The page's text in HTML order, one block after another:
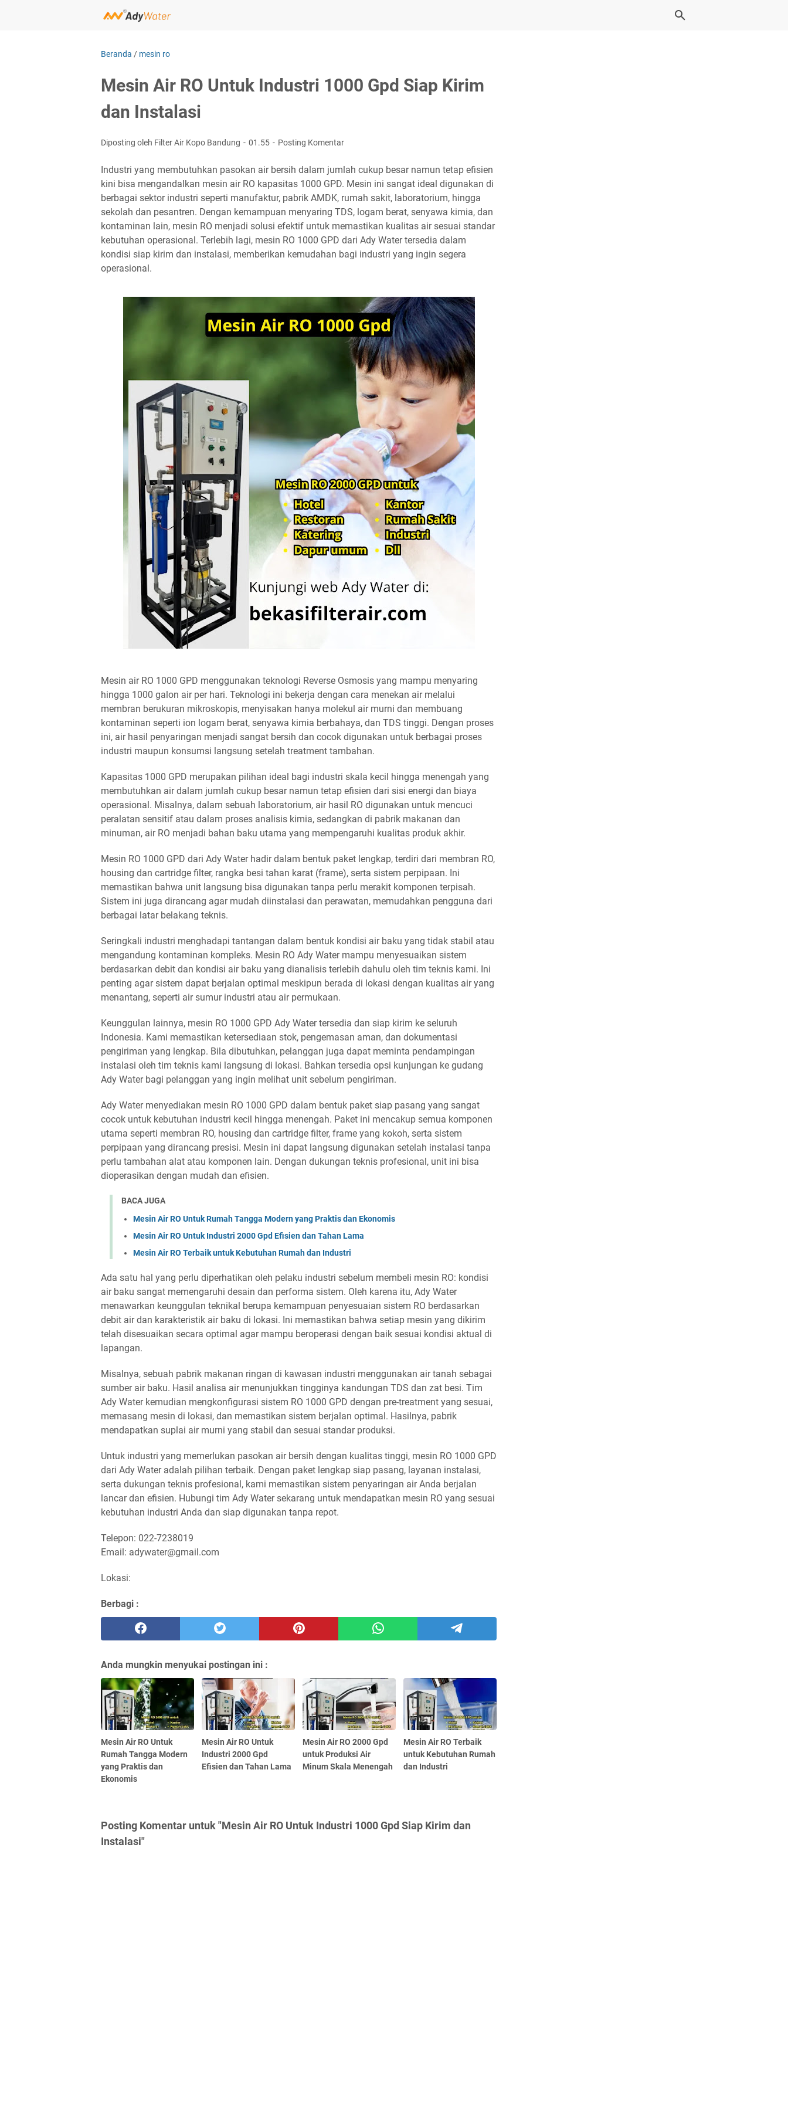
Beranda / mesin ro
Mesin Air RO Untuk Industri 1000 Gpd Siap Kirim
dan Instalasi
Diposting oleh Filter Air Kopo Bandung 01.55 Posting Komentar
Industri yang membutuhkan pasokan air bersih dalam jumlah cukup besar namun tetap efisien
kini bisa mengandalkan mesin air RO kapasitas 1000 GPD. Mesin ini sangat ideal digunakan di
berbagai sektor industri seperti manufaktur, pabrik AMDK, rumah sakit, laboratorium, hingga
sekolah dan pesantren. Dengan kemampuan menyaring TDS, logam berat, senyawa kimia, dan
kontaminan lain, mesin RO menjadi solusi efektif untuk memastikan kualitas air sesuai standar
kebutuhan operasional. Terlebih lagi, mesin RO 1000 GPD dari Ady Water tersedia dalam
kondisi siap kirim dan instalasi, memberikan kemudahan bagi industri yang ingin segera
operasional.
Mesin air RO 1000 GPD menggunakan teknologi Reverse Osmosis yang mampu menyaring
hingga 1000 galon air per hari. Teknologi ini bekerja dengan cara menekan air melalui
membran berukuran mikroskopis, menyisakan hanya molekul air murni dan membuang
kontaminan seperti ion logam berat, senyawa kimia berbahaya, dan TDS tinggi. Dengan proses
ini, air hasil penyaringan menjadi sangat bersih dan cocok digunakan untuk berbagai proses
industri maupun konsumsi langsung setelah treatment tambahan.
Kapasitas 1000 GPD merupakan pilihan ideal bagi industri skala kecil hingga menengah yang
membutuhkan air dalam jumlah cukup besar namun tetap efisien dari sisi energi dan biaya
operasional. Misalnya, dalam sebuah laboratorium, air hasil RO digunakan untuk mencuci
peralatan sensitif atau dalam proses analisis kimia, sedangkan di pabrik makanan dan
minuman, air RO menjadi bahan baku utama yang mempengaruhi kualitas produk akhir.
Mesin RO 1000 GPD dari Ady Water hadir dalam bentuk paket lengkap, terdiri dari membran RO,
housing dan cartridge filter, rangka besi tahan karat (frame), serta sistem perpipaan. Ini
memastikan bahwa unit langsung bisa digunakan tanpa perlu merakit komponen terpisah.
Sistem ini juga dirancang agar mudah diinstalasi dan perawatan, memudahkan pengguna dari
berbagai latar belakang teknis.
Seringkali industri menghadapi tantangan dalam bentuk kondisi air baku yang tidak stabil atau
mengandung kontaminan kompleks. Mesin RO Ady Water mampu menyesuaikan sistem
berdasarkan debit dan kondisi air baku yang dianalisis terlebih dahulu oleh tim teknis kami. Ini
penting agar sistem dapat berjalan optimal meskipun berada di lokasi dengan kualitas air yang
menantang, seperti air sumur industri atau air permukaan.
Keunggulan lainnya, mesin RO 1000 GPD Ady Water tersedia dan siap kirim ke seluruh
Indonesia. Kami memastikan ketersediaan stok, pengemasan aman, dan dokumentasi
pengiriman yang lengkap. Bila dibutuhkan, pelanggan juga dapat meminta pendampingan
instalasi oleh tim teknis kami langsung di lokasi. Bahkan tersedia opsi kunjungan ke gudang
Ady Water bagi pelanggan yang ingin melihat unit sebelum pengiriman.
Ady Water menyediakan mesin RO 1000 GPD dalam bentuk paket siap pasang yang sangat
cocok untuk kebutuhan industri kecil hingga menengah. Paket ini mencakup semua komponen
utama seperti membran RO, housing dan cartridge filter, frame yang kokoh, serta sistem
perpipaan yang dirancang presisi. Mesin ini dapat langsung digunakan setelah instalasi tanpa
perlu tambahan alat atau komponen lain. Dengan dukungan teknis profesional, unit ini bisa
dioperasikan dengan mudah dan efisien.
BACA JUGA
Mesin Air RO Untuk Rumah Tangga Modern yang Praktis dan Ekonomis
Mesin Air RO Untuk Industri 2000 Gpd Efisien dan Tahan Lama
Mesin Air RO Terbaik untuk Kebutuhan Rumah dan Industri
Ada satu hal yang perlu diperhatikan oleh pelaku industri sebelum membeli mesin RO: kondisi
air baku sangat memengaruhi desain dan performa sistem. Oleh karena itu, Ady Water
menawarkan keunggulan teknikal berupa kemampuan penyesuaian sistem RO berdasarkan
debit air dan karakteristik air baku di lokasi. Ini memastikan bahwa setiap mesin yang dikirim
telah disesuaikan secara optimal agar mampu beroperasi dengan baik sesuai kondisi aktual di
lapangan.
Misalnya, sebuah pabrik makanan ringan di kawasan industri menggunakan air tanah sebagai
sumber air baku. Hasil analisa air menunjukkan tingginya kandungan TDS dan zat besi. Tim
Ady Water kemudian mengkonfigurasi sistem RO 1000 GPD dengan pre-treatment yang sesuai,
memasang mesin di lokasi, dan memastikan sistem berjalan optimal. Hasilnya, pabrik
mendapatkan suplai air murni yang stabil dan sesuai standar produksi.
Untuk industri yang memerlukan pasokan air bersih dengan kualitas tinggi, mesin RO 1000 GPD
dari Ady Water adalah pilihan terbaik. Dengan paket lengkap siap pasang, layanan instalasi,
serta dukungan teknis profesional, kami memastikan sistem penyaringan air Anda berjalan
lancar dan efisien. Hubungi tim Ady Water sekarang untuk mendapatkan mesin RO yang sesuai
kebutuhan industri Anda dan siap digunakan tanpa repot.
Telepon: 022-7238019
Email: adywater@gmail.com
Lokasi:
Berbagi :
Anda mungkin menyukai postingan ini :
Mesin Air RO Untuk
Rumah Tangga Modern
yang Praktis dan
Ekonomis
Mesin Air RO Untuk
Industri 2000 Gpd
Efisien dan Tahan Lama
Mesin Air RO 2000 Gpd
untuk Produksi Air
Minum Skala Menengah
Mesin Air RO Terbaik
untuk Kebutuhan Rumah
dan Industri
Posting Komentar untuk "Mesin Air RO Untuk Industri 1000 Gpd Siap Kirim dan
Instalasi"